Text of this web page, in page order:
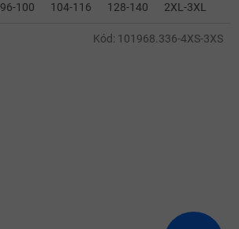
96-100 104-116 128-140 2XL-3XL
Kód: 101968.336-4XS-3XS